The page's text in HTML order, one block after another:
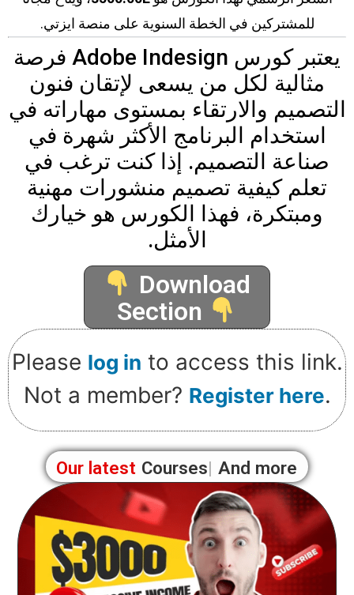
للمشتركين في الخطة السنوية على منصة ايزتي.
يعتبر كورس Adobe Indesign فرصة
مثالية لكل من يسعى لإتقان فنون
التصميم والارتقاء بمستوى مهاراته في
استخدام البرنامج الأكثر شهرة في
صناعة التصميم. إذا كنت ترغب في
تعلم كيفية تصميم منشورات مهنية
ومبتكرة، فهذا الكورس هو خيارك
الأمثل.
Download
Section
Please log in to access this link.
Not a member? Register here.
Our latest Courses And more